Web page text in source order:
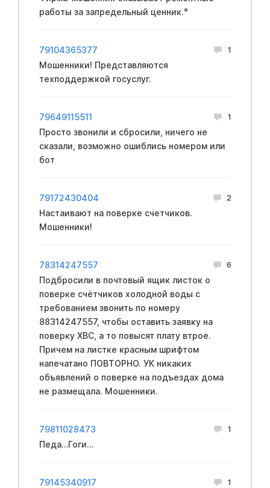
работы за запредельный ценник.°
79104365377 1
Мошенники! Представляются
техподдержкой госуслуг.
79649115511 1
Просто звонили и сбросили, ничего не
сказали, возможно ошиблись номером или
бот
79172430404 2
Настаивают на поверке счетчиков.
Мошенники!
78314247557 6
Подбросили в почтовый ящик листок о
поверке счётчиков холодной воды с
требованием звонить по номеру
88314247557, чтобы оставить заявку на
поверку ХВС, а то повысят плату втрое.
Причем на листке красным шрифтом
напечатано ПОВТОРНО. УК никаких
объявлений о поверке на подъездах дома
не размещала. Мошенники.
79811028473 1
Педа…Гоги…
79145340917 1